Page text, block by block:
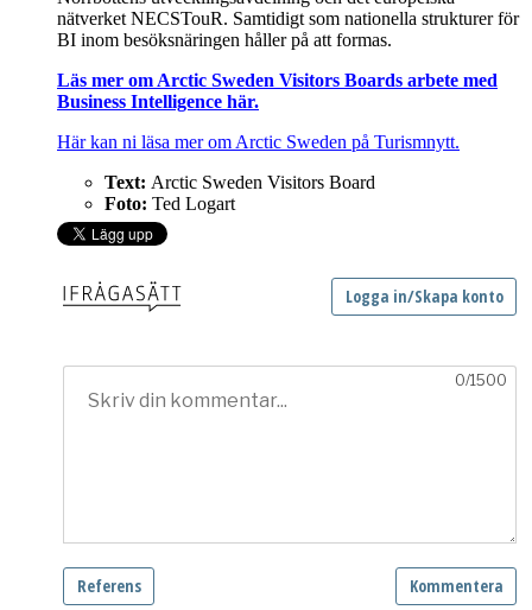
nätverket NECSTouR. Samtidigt som nationella strukturer för
BI inom besöksnäringen håller på att formas.
Läs mer om Arctic Sweden Visitors Boards arbete med
Business Intelligence här.
Här kan ni läsa mer om Arctic Sweden på Turismnytt.
Text: Arctic Sweden Visitors Board
Foto: Ted Logart